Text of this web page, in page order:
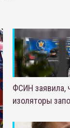
ФСИН заявила,
изоляторы